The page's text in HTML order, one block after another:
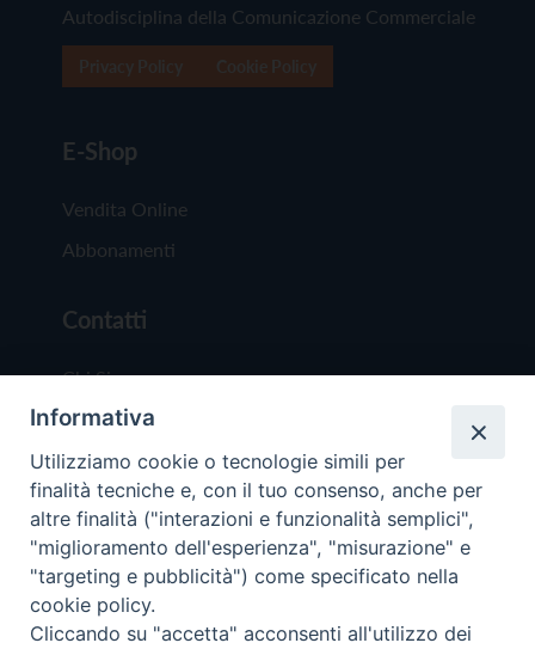
Autodisciplina della Comunicazione Commerciale
E-Shop
Vendita Online
Abbonamenti
Contatti
Chi Siamo
Redazione
Scrivici
Copyright © 2019 - Tutti i diritti riservati - Vita
Informativa
Utilizziamo cookie o tecnologie simili per
finalità tecniche e, con il tuo consenso, anche per
altre finalità ("interazioni e funzionalità semplici",
"miglioramento dell'esperienza", "misurazione" e
"targeting e pubblicità") come specificato nella
cookie policy.
Cliccando su "accetta" acconsenti all'utilizzo dei